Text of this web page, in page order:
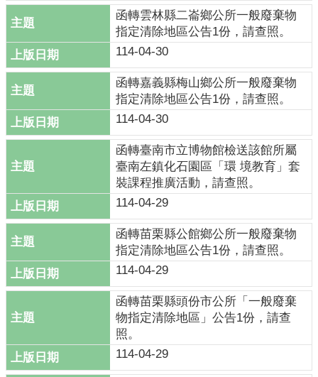
函轉雲林縣二崙鄉公所一般廢棄物
指定清除地區公告1份，請查照。
114-04-30
函轉嘉義縣梅山鄉公所一般廢棄物
指定清除地區公告1份，請查照。
114-04-30
函轉臺南市立博物館檢送該館所屬
臺南左鎮化石園區「環 境教育」套
裝課程推廣活動，請查照。
114-04-29
函轉苗栗縣公館鄉公所一般廢棄物
指定清除地區公告1份，請查照。
114-04-29
函轉苗栗縣頭份市公所「一般廢棄
物指定清除地區」公告1份，請查
照。
114-04-29